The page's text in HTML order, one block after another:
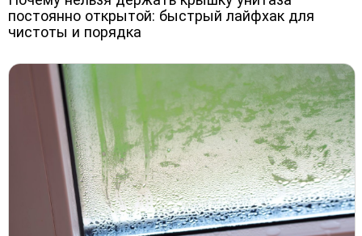
постоянно открытой: быстрый лайфхак для
чистоты и порядка